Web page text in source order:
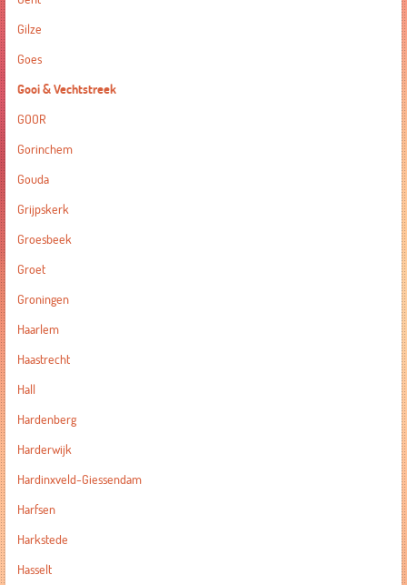
Gilze
Goes
Gooi & Vechtstreek
GOOR
Gorinchem
Gouda
Grijpskerk
Groesbeek
Groet
Groningen
Haarlem
Haastrecht
Hall
Hardenberg
Harderwijk
Hardinxveld-Giessendam
Harfsen
Harkstede
Hasselt